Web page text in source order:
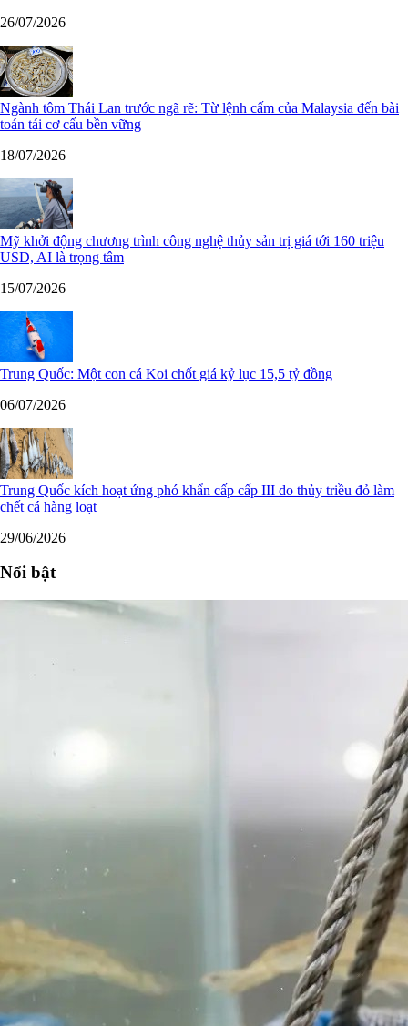
26/07/2026
Ngành tôm Thái Lan trước ngã rẽ: Từ lệnh cấm của Malaysia đến bài
toán tái cơ cấu bền vững
18/07/2026
Mỹ khởi động chương trình công nghệ thủy sản trị giá tới 160 triệu
USD, AI là trọng tâm
15/07/2026
Trung Quốc: Một con cá Koi chốt giá kỷ lục 15,5 tỷ đồng
06/07/2026
Trung Quốc kích hoạt ứng phó khẩn cấp cấp III do thủy triều đỏ làm
chết cá hàng loạt
29/06/2026
Nổi bật